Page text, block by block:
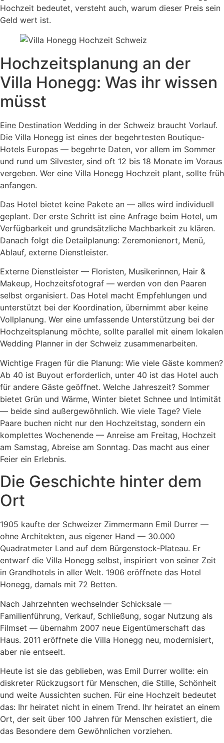
Hochzeit bedeutet, versteht auch, warum dieser Preis sein
Geld wert ist.
Hochzeitsplanung an der
Villa Honegg: Was ihr wissen
müsst
Eine Destination Wedding in der Schweiz braucht Vorlauf.
Die Villa Honegg ist eines der begehrtesten Boutique-
Hotels Europas — begehrte Daten, vor allem im Sommer
und rund um Silvester, sind oft 12 bis 18 Monate im Voraus
vergeben. Wer eine Villa Honegg Hochzeit plant, sollte früh
anfangen.
Das Hotel bietet keine Pakete an — alles wird individuell
geplant. Der erste Schritt ist eine Anfrage beim Hotel, um
Verfügbarkeit und grundsätzliche Machbarkeit zu klären.
Danach folgt die Detailplanung: Zeremonienort, Menü,
Ablauf, externe Dienstleister.
Externe Dienstleister — Floristen, Musikerinnen, Hair &
Makeup, Hochzeitsfotograf — werden von den Paaren
selbst organisiert. Das Hotel macht Empfehlungen und
unterstützt bei der Koordination, übernimmt aber keine
Vollplanung. Wer eine umfassende Unterstützung bei der
Hochzeitsplanung möchte, sollte parallel mit einem lokalen
Wedding Planner in der Schweiz zusammenarbeiten.
Wichtige Fragen für die Planung: Wie viele Gäste kommen?
Ab 40 ist Buyout erforderlich, unter 40 ist das Hotel auch
für andere Gäste geöffnet. Welche Jahreszeit? Sommer
bietet Grün und Wärme, Winter bietet Schnee und Intimität
— beide sind außergewöhnlich. Wie viele Tage? Viele
Paare buchen nicht nur den Hochzeitstag, sondern ein
komplettes Wochenende — Anreise am Freitag, Hochzeit
am Samstag, Abreise am Sonntag. Das macht aus einer
Feier ein Erlebnis.
Die Geschichte hinter dem
Ort
1905 kaufte der Schweizer Zimmermann Emil Durrer —
ohne Architekten, aus eigener Hand — 30.000
Quadratmeter Land auf dem Bürgenstock-Plateau. Er
entwarf die Villa Honegg selbst, inspiriert von seiner Zeit
in Grandhotels in aller Welt. 1906 eröffnete das Hotel
Honegg, damals mit 72 Betten.
Nach Jahrzehnten wechselnder Schicksale —
Familienführung, Verkauf, Schließung, sogar Nutzung als
Filmset — übernahm 2007 neue Eigentümerschaft das
Haus. 2011 eröffnete die Villa Honegg neu, modernisiert,
aber nie entseelt.
Heute ist sie das geblieben, was Emil Durrer wollte: ein
diskreter Rückzugsort für Menschen, die Stille, Schönheit
und weite Aussichten suchen. Für eine Hochzeit bedeutet
das: Ihr heiratet nicht in einem Trend. Ihr heiratet an einem
Ort, der seit über 100 Jahren für Menschen existiert, die
das Besondere dem Gewöhnlichen vorziehen.